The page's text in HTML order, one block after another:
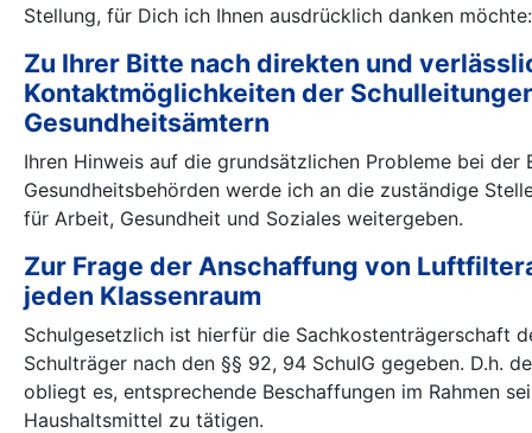
Stellung, für Dich ich Ihnen ausdrücklich danken möchte:
Zu Ihrer Bitte nach direkten und
Kontaktmöglichkeiten der
Gesundheitsämtern
Ihren Hinweis auf die grundsätzlichen Probleme bei der
Gesundheitsbehörden werde ich an die zuständige
für Arbeit, Gesundheit und Soziales weitergeben.
Zur Frage der Anschaffung von
jeden Klassenraum
Schulgesetzlich ist hierfür die Sachkostenträgerschaft
Schulträger nach den §§ 92, 94 SchuIG gegeben. D.h.
obliegt es, entsprechende Beschaffungen im Rahmen
Haushaltsmittel zu tätigen.